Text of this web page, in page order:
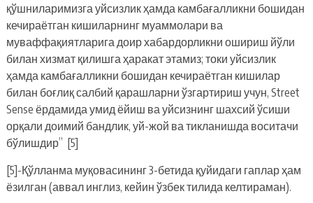
қўшниларимизга уйсизлик ҳамда камбағалликни бошидан
кечираётган кишиларнинг муаммолари ва
муваффақиятларига доир хабардорликни ошириш йўли
билан хизмат қилишга ҳаракат этамиз; токи уйсизлик
ҳамда камбағалликни бошидан кечираётган кишилар
билан боғлиқ салбий қарашларни ўзгартириш учун, Street
Sense ёрдамида умид ёйиш ва уйсизнинг шахсий ўсиши
орқали доимий бандлик, уй-жой ва тикланишда воситачи
бўлишдир” [5]
[5]-Қўлланма муқовасининг 3-бетида қуйидаги гаплар ҳам
ёзилган (аввал инглиз, кейин ўзбек тилида келтираман).